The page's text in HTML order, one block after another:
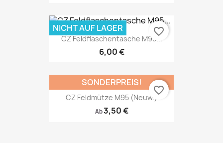
CZ Feldflaschentasche M95...
6,00 €
NICHT AUF LAGER favorite_border
CZ Feldmütze M95 (neuw.)
Ab3,50 €
SONDERPREIS!
favorite_border